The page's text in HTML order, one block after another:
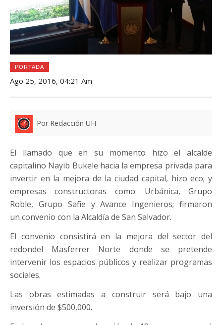
PORTADA
Ago 25, 2016, 04:21 Am
Por Redacción UH
El llamado que en su momento hizo el alcalde
capitalino Nayib Bukele hacia la empresa privada para
invertir en la mejora de la ciudad capital, hizo eco; y
empresas constructoras como: Urbánica, Grupo
Roble, Grupo Safie y Avance Ingenieros; firmaron
un convenio con la Alcaldía de San Salvador.
El convenio consistirá en la mejora del sector del
redondel Masferrer Norte donde se pretende
intervenir los espacios públicos y realizar programas
sociales.
Las obras estimadas a construir será bajo una
inversión de $500,000.